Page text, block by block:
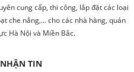
cung cấp, thi công, lắp đặt các loại
che nắng,... cho các nhà hàng, quán
Hà Nội và Miền Bắc.
TIN